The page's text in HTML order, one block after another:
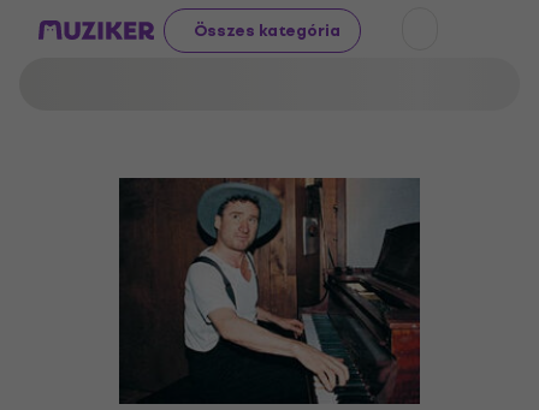
Összes kategória